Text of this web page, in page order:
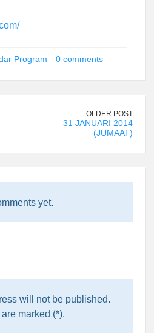
Program 0 comments
OLDER POST
31 JANUARI 2014
(JUMAAT)
yet.
will not be published.
marked (*).